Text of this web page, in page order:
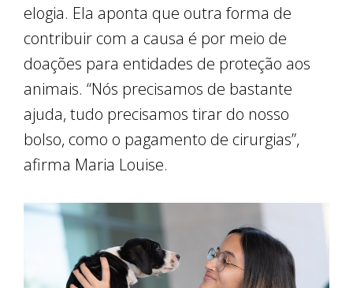
elogia. Ela aponta que outra forma de
contribuir com a causa é por meio de
doações para entidades de proteção aos
animais. “Nós precisamos de bastante
ajuda, tudo precisamos tirar do nosso
bolso, como o pagamento de cirurgias”,
afirma Maria Louise.